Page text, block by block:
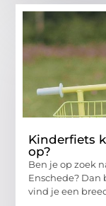
Kinderfiets
op?
Ben je op zoek
Enschede? Dan
vind je een